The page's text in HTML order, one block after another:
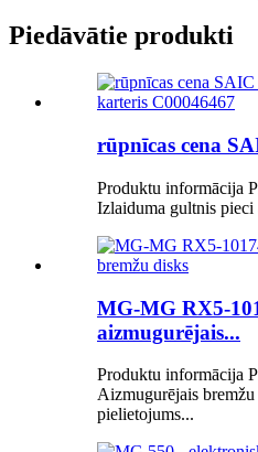
Piedāvātie produkti
rūpnīcas cena
Produktu informācija
Izlaiduma gultnis pieci
MG-MG RX5-
aizmugurējais...
Produktu informācija
Aizmugurējais
pielietojums...